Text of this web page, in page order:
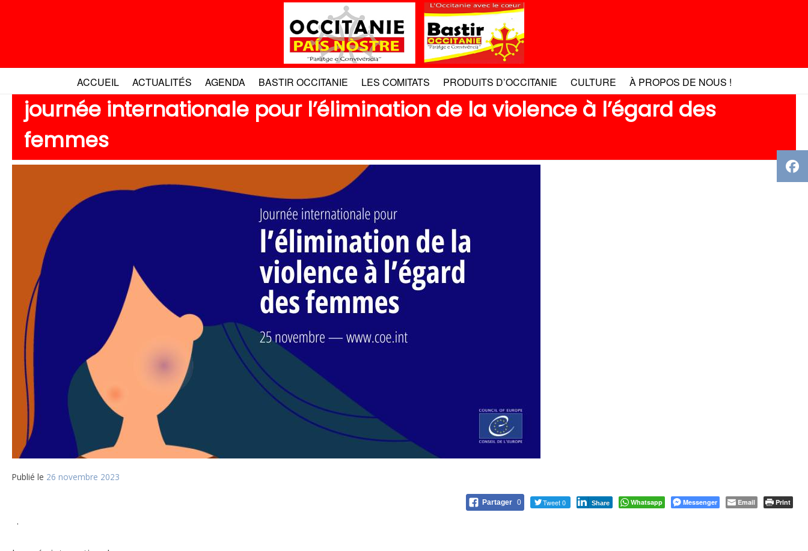
ACCUEIL ACTUALITÉS AGENDA BASTIR OCCITANIE LES COMITATS PRODUITS D’OCCITANIE CULTURE À PROPOS DE NOUS !
journée internationale pour l’élimination de la violence à l’égard des
femmes
Publié le 26 novembre 2023
Partager 0 Tweet 0 Share Whatsapp Messenger Email Print
·